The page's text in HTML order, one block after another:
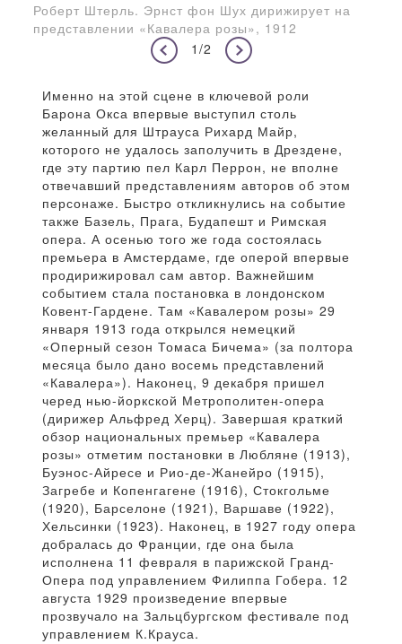
Роберт Штерль. Эрнст фон Шух дирижирует на
представлении «Кавалера розы», 1912
1/2
Именно на этой сцене в ключевой роли
Барона Окса впервые выступил столь
желанный для Штрауса Рихард Майр,
которого не удалось заполучить в Дрездене,
где эту партию пел Карл Перрон, не вполне
отвечавший представлениям авторов об этом
персонаже. Быстро откликнулись на событие
также Базель, Прага, Будапешт и Римская
опера. А осенью того же года состоялась
премьера в Амстердаме, где оперой впервые
продирижировал сам автор. Важнейшим
событием стала постановка в лондонском
Ковент-Гардене. Там «Кавалером розы» 29
января 1913 года открылся немецкий
«Оперный сезон Томаса Бичема» (за полтора
месяца было дано восемь представлений
«Кавалера»). Наконец, 9 декабря пришел
черед нью-йоркской Метрополитен-опера
(дирижер Альфред Херц). Завершая краткий
обзор национальных премьер «Кавалера
розы» отметим постановки в Любляне (1913),
Буэнос-Айресе и Рио-де-Жанейро (1915),
Загребе и Копенгагене (1916), Стокгольме
(1920), Барселоне (1921), Варшаве (1922),
Хельсинки (1923). Наконец, в 1927 году опера
добралась до Франции, где она была
исполнена 11 февраля в парижской Гранд-
Опера под управлением Филиппа Гобера. 12
августа 1929 произведение впервые
прозвучало на Зальцбургском фестивале под
управлением К.Крауса.